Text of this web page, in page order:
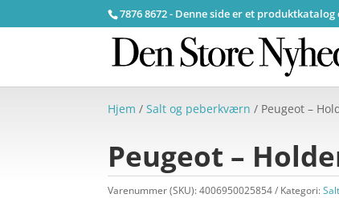
7876 8672 - Denne side er et
Hjem /Salt og peberkværn / Peugeot –
Peugeot –
Varenummer (SKU):4006950025854 Kategori: